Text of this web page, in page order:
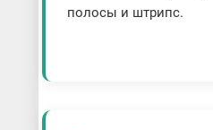
полосы и штрипс.